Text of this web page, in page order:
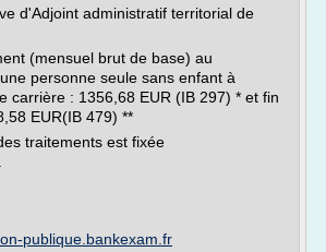
d'Adjoint administratif territorial de
(mensuel brut de base) au
personne seule sans enfant à
carrière : 1356,68 EUR (IB 297) * et fin
EUR(IB 479) **
traitements est fixée
publique.bankexam.fr